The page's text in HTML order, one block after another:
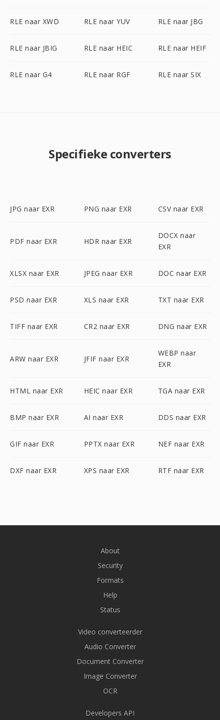
RLE naar XWD RLE naar YUV RLE naar JBG
RLE naar JBIG RLE naar HEIC RLE naar HEIF
RLE naar G4 RLE naar RGF RLE naar SIX
Specifieke converters
JPG naar EXR PNG naar EXR CSV naar EXR
PDF naar EXR HDR naar EXR
DOCX naar
EXR
XLSX naar EXR JPEG naar EXR DOC naar EXR
PSD naar EXR XLS naar EXR TXT naar EXR
TIFF naar EXR CR2 naar EXR DNG naar EXR
ARW naar EXR JFIF naar EXR
WEBP naar
EXR
HTML naar EXR HEIC naar EXR TGA naar EXR
BMP naar EXR AI naar EXR DDS naar EXR
GIF naar EXR PPTX naar EXR NEF naar EXR
DXF naar EXR XPS naar EXR RTF naar EXR
About
Security
Formats
Help
Status
Video converteerder
Audio Converter
Document Converter
Image Converter
OCR
Developers API